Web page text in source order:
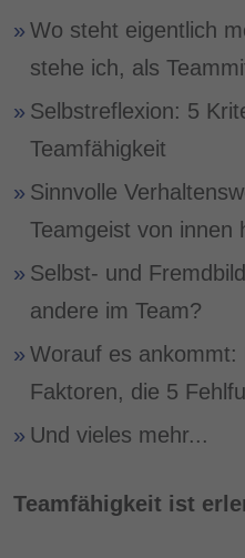
Wo steht eigentlich
stehe ich, als
Selbstreflexion: 5
Teamfähigkeit
Sinnvolle
Teamgeist von innen
Selbst- und
andere im Team?
Worauf es ankommt:
Faktoren, die 5
Und vieles mehr...
Teamfähigkeit ist